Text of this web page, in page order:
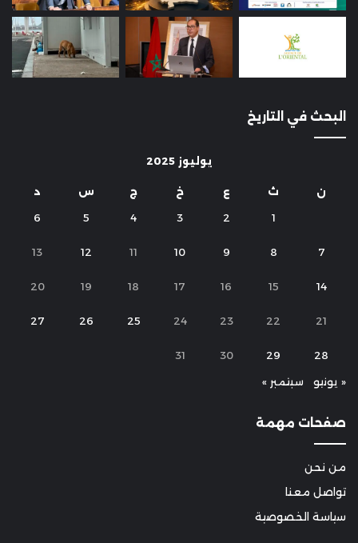
البحث في التاريخ
يوليوز 2025
ن ث ع خ ج س د
1
2
3
4
5
6
7
8
9
10
11
12
13
14
15
16
17
18
19
20
21
22
23
24
25
26
27
28
29
30
31
« يونيو سبتمبر »
صفحات مهمة
من نحن
تواصل معنا
سياسة الخصوصية